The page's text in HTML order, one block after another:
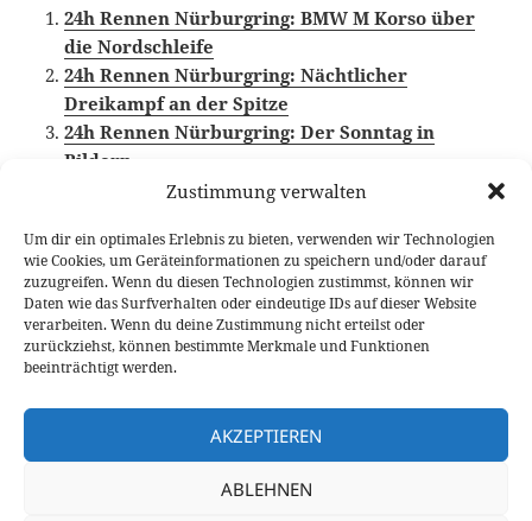
Zustimmung verwalten
Um dir ein optimales Erlebnis zu bieten, verwenden wir Technologien
wie Cookies, um Geräteinformationen zu speichern und/oder darauf
zuzugreifen. Wenn du diesen Technologien zustimmst, können wir
Daten wie das Surfverhalten oder eindeutige IDs auf dieser Website
verarbeiten. Wenn du deine Zustimmung nicht erteilst oder
zurückziehst, können bestimmte Merkmale und Funktionen
beeinträchtigt werden.
AKZEPTIEREN
ABLEHNEN
24h Rennen Nürburgring: BMW M Korso über
die Nordschleife
24h Rennen Nürburgring: Nächtlicher
Dreikampf an der Spitze
24h Rennen Nürburgring: Der Sonntag in
Bildern
Veröffentlicht
am
21. Juni 2014 Autor
Fabian Meßner Kategorien
Events Schlagwörter
24h
Nürburgring,Nordschleife
Beitragsnavigation
VORHERIGER
Vorheriger
Beitrag:
24h Rennen Nürburgring: BMW M Korso
über die Nordschleife
24h Rennen Nürburgring: Nächtlicher